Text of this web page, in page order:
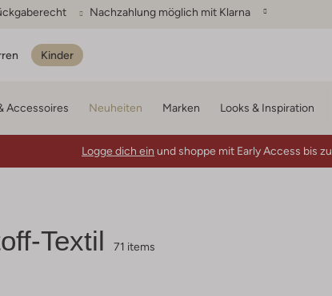
Nachzahlung möglich mit Klarna
Kinder
Accessoires Neuheiten Marken Looks & Inspiration
Logge dich ein und shoppe mit Early Access bis zu
Textil 71 items